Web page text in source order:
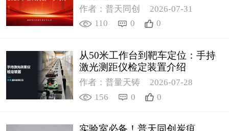
作者：普天同创
2026-07-31
110
0 0
从50米工作台到靶车定位：手持
激光测距仪检定装置介绍
作者：普量天铸
2026-07-28
156
0 0